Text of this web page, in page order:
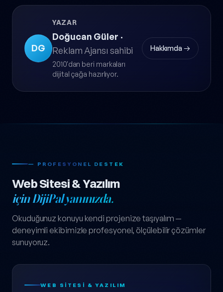
DG
YAZAR
Doğucan Güler ·
Reklam Ajansı sahibi
2010'dan beri markaları
dijital çağa hazırlıyor.
Hakkımda →
— PROFESYONEL DESTEK
Web Sitesi & Yazılım
için DijiPal yanınızda.
Okuduğunuz konuyu kendi projenize taşıyalım —
deneyimli ekibimizle profesyonel, ölçülebilir çözümler
sunuyoruz.
WEB SITESI & YAZILIM